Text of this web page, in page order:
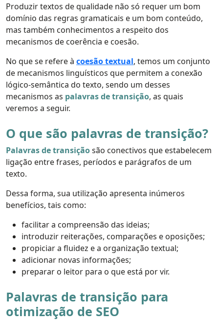
Produzir textos de qualidade não só requer um bom
domínio das regras gramaticais e um bom conteúdo,
mas também conhecimentos a respeito dos
mecanismos de coerência e coesão.
No que se refere à coesão textual, temos um conjunto
de mecanismos linguísticos que permitem a conexão
lógico-semântica do texto, sendo um desses
mecanismos as palavras de transição, as quais
veremos a seguir.
O que são palavras de transição?
Palavras de transiçãosão conectivos que estabelecem
ligação entre frases, períodos e parágrafos de um
texto.
Dessa forma, sua utilização apresenta inúmeros
benefícios, tais como:
facilitar a compreensão das ideias;
introduzir reiterações, comparações e oposições;
propiciar a fluidez e a organização textual;
adicionar novas informações;
preparar o leitor para o que está por vir.
Palavras de transição para
otimização de SEO